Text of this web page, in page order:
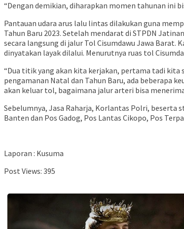
“Dengan demikian, diharapkan momen tahunan ini
Pantauan udara arus lalu lintas dilakukan guna
Tahun Baru 2023. Setelah mendarat di STPDN
secara langsung di jalur Tol Cisumdawu Jawa
dinyatakan layak dilalui. Menurutnya ruas tol
“Dua titik yang akan kita kerjakan, pertama tadi kita
pengamanan Natal dan Tahun Baru, ada beberapa
akan keluar tol, bagaimana jalur arteri bisa
Sebelumnya, Jasa Raharja, Korlantas Polri, beserta
Banten dan Pos Gadog, Pos Lantas Cikopo, Pos
Laporan : Kusuma
Post Views: 395